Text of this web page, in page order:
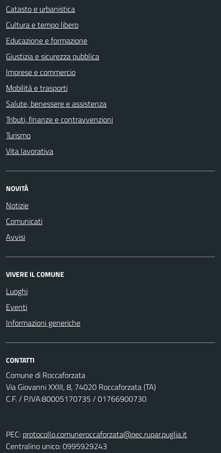
Catasto e urbanistica
Cultura e tempo libero
Educazione e formazione
Giustizia e sicurezza pubblica
Imprese e commercio
Mobilità e trasporti
Salute, benessere e assistenza
Tributi, finanze e contravvenzioni
Turismo
Vita lavorativa
NOVITÀ
Notizie
Comunicati
Avvisi
VIVERE IL COMUNE
Luoghi
Eventi
Informazioni generiche
CONTATTI
Comune di Roccaforzata
Via Giovanni XXIII, 8, 74020 Roccaforzata (TA)
C.F. / P.IVA:80005170735 / 01766900730
PEC: protocollo.comuneroccaforzata@pec.rupar.puglia.it
Centralino unico: 0995929243